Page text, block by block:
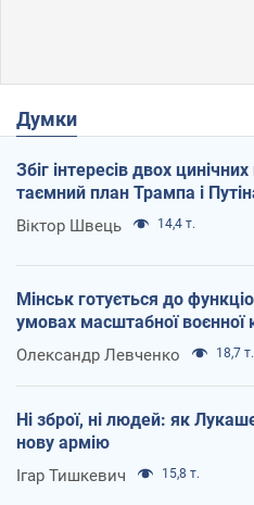
Думки
Збіг інтересів двох
таємний план Трампа і
Віктор Швець 14,4 т.
Мінськ готується до
умовах масштабної воєнної
Олександр Левченко 18,7 т.
Ні зброї, ні людей: як
нову армію
Ігар Тишкевич 15,8 т.